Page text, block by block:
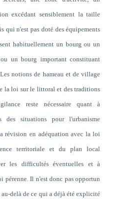
excédant sensiblement la taille
qui n'est pas doté des équipements
habituellement un bourg ou un
un bourg important constituant
notions de hameau et de village
la loi sur le littoral et des traditions
reste nécessaire quant à
des situations pour l'urbanisme
révision en adéquation avec la loi
territoriale et du plan local
les difficultés éventuelles et à
Il n'est donc pas opportun
delà de ce qui a déjà été explicité